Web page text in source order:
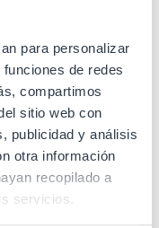
para personalizar
de redes
compartimos
sitio web con
publicidad y análisis
otra información
recopilado a
servicios.
y
controles de
un requisito
con
uso de RFID
detallados y
y